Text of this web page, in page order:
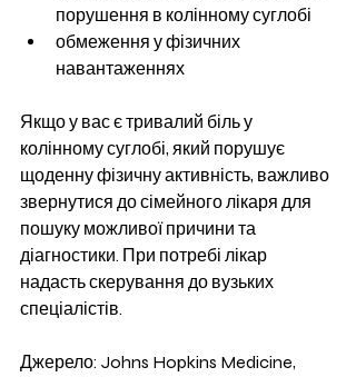
порушення в колінному суглобі
обмеження у фізичних
навантаженнях
Якщо у вас є тривалий біль у
колінному суглобі, який порушує
щоденну фізичну активність, важливо
звернутися до сімейного лікаря для
пошуку можливої причини та
діагностики. При потребі лікар
надасть скерування до вузьких
спеціалістів.
Джерело: Johns Hopkins Medicine,